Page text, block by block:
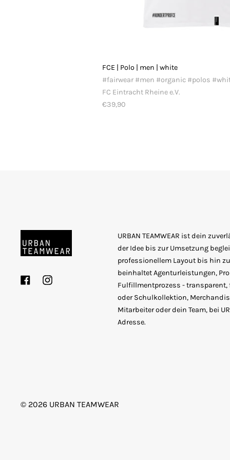
FCE | Polo | men | white
#fairwear #men #organic #polos
FC Eintracht Rheine e.V.
€39,90
FacebookInstagram
URBAN TEAMWEAR ist dein
der Idee bis zur Umsetzung
professionellem Layout bis hin
beinhaltet Agenturleistungen,
Fulfillmentprozess - transparent,
oder Schulkollektion,
Mitarbeiter oder dein Team, bei
Adresse.
© 2026 URBAN TEAMWEAR